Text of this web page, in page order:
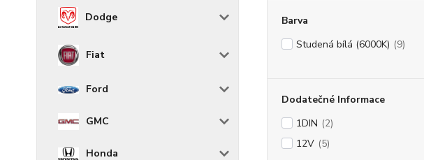
Dodge
Fiat
Ford
GMC
Honda
Barva
Studená bílá (6000K) (9)
Dodatečné Informace
1DIN (2)
12V (5)